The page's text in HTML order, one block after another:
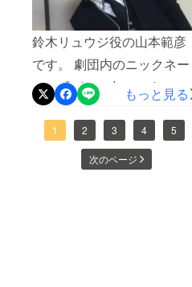
いので、酔った姿を日々研
究しております。 ライブで
歌ったり、オペラの舞台に
立ったり、第九の演奏会に
したり、カラオケ大会に出
場。…やりたいことにチャ
鈴木リュウジ役の山本範彦
です。 劇団内のニックネー
ムは『がじゅ丸』です。
コットンを中心とした衛生
用品や衛生材料を製造販売
している会社で経理を担当
もっと見る
1 2 3 4 5
次のページ